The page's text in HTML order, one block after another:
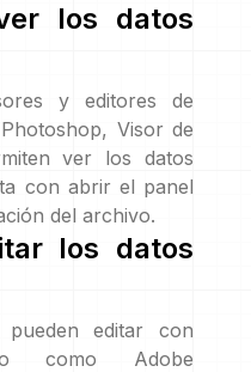
los datos
y editores de
Visor de
ver los datos
con abrir el panel
del archivo.
los datos
editar con
como Adobe